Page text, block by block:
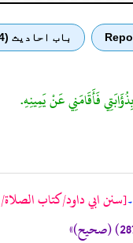
باب احادیث (4)
فَأَقَامَنِي عَنْ يَمِينِهِ.
[سنن ابي داود/كتاب الصلاة/